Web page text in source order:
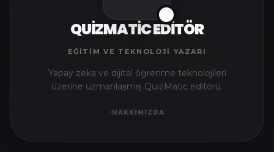
QUIZMATIC EDITÖR
EĞITIM VE TEKNOLOJI YAZARI
Yapay zeka ve dijital öğrenme teknolojileri
üzerine uzmanlaşmış QuizMatic editörü.
HAKKIMIZDA